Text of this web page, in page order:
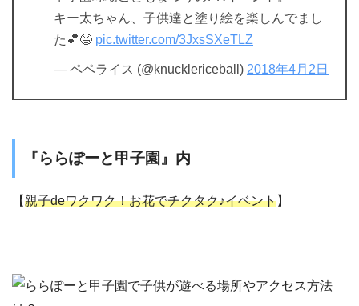
キー太ちゃん、子供達と塗り絵を楽しんでまし
た💕😆 pic.twitter.com/3JxsSXeTLZ
— ペペライス (@knucklericeball) 2018年4月2日
『ららぽーと甲子園』内
【親子deワクワク！お花でチクタク♪イベント】